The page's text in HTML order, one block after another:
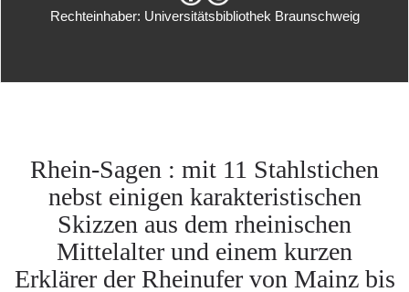
Rechteinhaber: Universitätsbibliothek Braunschweig
Rhein-Sagen : mit 11 Stahlstichen
nebst einigen karakteristischen
Skizzen aus dem rheinischen
Mittelalter und einem kurzen
Erklärer der Rheinufer von Mainz bis